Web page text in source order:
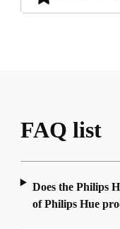
FAQ list
Does the Philips
of Philips Hue